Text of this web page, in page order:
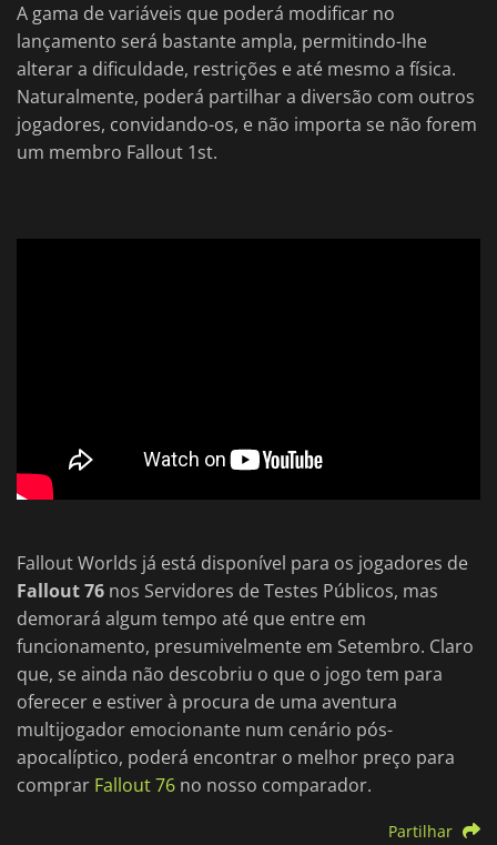
A gama de variáveis que poderá modificar no
lançamento será bastante ampla, permitindo-lhe
alterar a dificuldade, restrições e até mesmo a física.
Naturalmente, poderá partilhar a diversão com outros
jogadores, convidando-os, e não importa se não forem
um membro Fallout 1st.
Fallout Worlds já está disponível para os jogadores de
Fallout 76 nos Servidores de Testes Públicos, mas
demorará algum tempo até que entre em
funcionamento, presumivelmente em Setembro. Claro
que, se ainda não descobriu o que o jogo tem para
oferecer e estiver à procura de uma aventura
multijogador emocionante num cenário pós-
apocalíptico, poderá encontrar o melhor preço para
comprar Fallout 76 no nosso comparador.
Partilhar